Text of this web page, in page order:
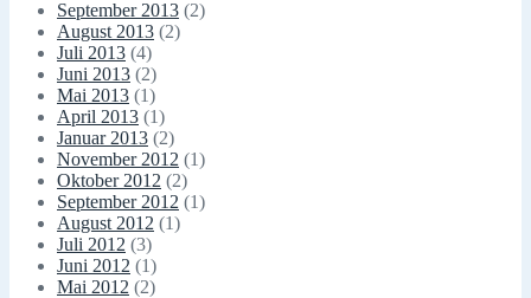
September 2013 (2)
August 2013 (2)
Juli 2013 (4)
Juni 2013 (2)
Mai 2013 (1)
April 2013 (1)
Januar 2013 (2)
November 2012 (1)
Oktober 2012 (2)
September 2012 (1)
August 2012 (1)
Juli 2012 (3)
Juni 2012 (1)
Mai 2012 (2)